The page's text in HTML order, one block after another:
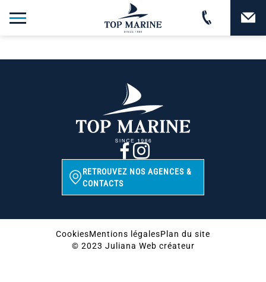
RETROUVEZ NOS AGENCES &
CONTACTS
CookiesMentions légalesPlan du site
© 2023 Juliana Web créateur